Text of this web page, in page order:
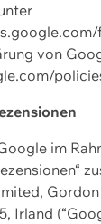
von
im
Irland